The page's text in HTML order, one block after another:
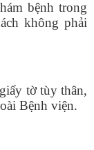
bệnh trong
không phải
tờ tùy thân,
Bệnh viện.